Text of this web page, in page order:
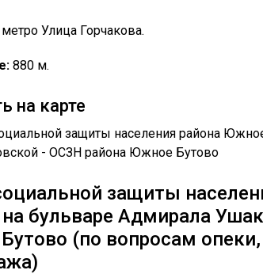
Улица Горчакова.
880 м.
на карте
защиты
на бульваре Адмирала
(по вопросам опеки,